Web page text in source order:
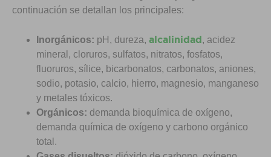
continuación se detallan los principales:
Inorgánicos: pH, dureza, alcalinidad, acidez
mineral, cloruros, sulfatos, nitratos, fosfatos,
fluoruros, sílice, bicarbonatos, carbonatos, aniones,
sodio, potasio, calcio, hierro, magnesio, manganeso
y metales tóxicos.
Orgánicos: demanda bioquímica de oxígeno,
demanda química de oxígeno y carbono orgánico
total.